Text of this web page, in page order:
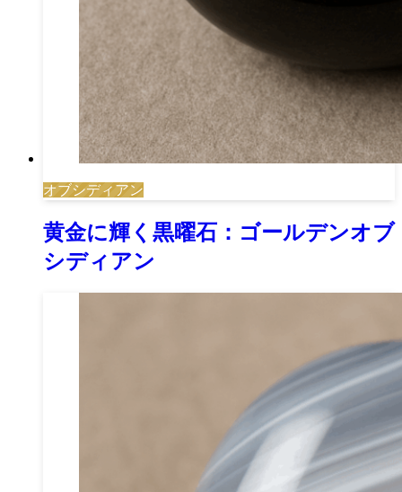
オブシディアン
黄金に輝く黒曜石：ゴールデンオブ
シディアン